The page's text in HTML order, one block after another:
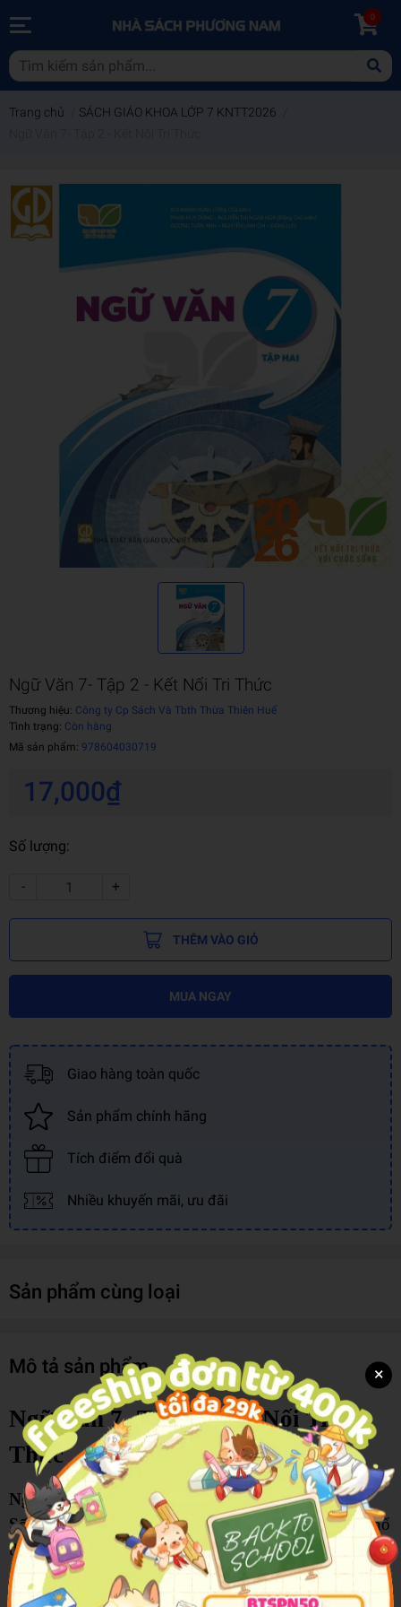
0
Trang chủ SÁCH GIÁO KHOA LỚP 7 KNTT2026
Ngữ Văn 7- Tập 2 - Kết Nối Tri Thức
Thương hiệu: Công ty Cp Sách Và Tbth Thừa Thiên Huế
Tình trạng: Còn hàng
Mã sản phẩm: 978604030719
17,000₫
Số lượng:
- +
THÊM VÀO GIỎ
MUA NGAY
Giao hàng toàn quốc
Sản phẩm chính hãng
Tích điểm đổi quà
Nhiều khuyến mãi, ưu đãi
Sản phẩm cùng loại
Mô tả sản phẩm
Ngữ Văn 7- Tập 2 - Kết Nối Tri
Thức
Ngữ Văn 7 - Tập 2 (Kết Nối Tri Thức Với Cuộc
Sống)được biên soạn theo Chương trình Giáo dục phổ
thông 2018, giúp học sinh tiếp tục phát triển các năng
lực đọc, viết, nói và nghe thông qua hệ thống văn bản
đa dạng về nội dung và thể loại. Nội dung sách gắn kết
×